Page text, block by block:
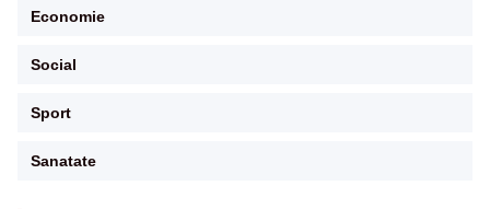
Economie
Social
Sport
Sanatate